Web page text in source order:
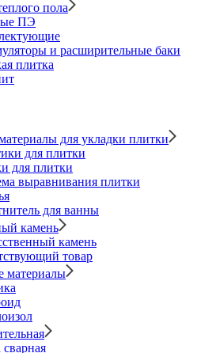
пола
ПЭ
и расширительные баки
плитка
для укладки плитки
для плитки
для плитки
выравнивания плитки
для ванны
камень
камень
товар
материалы
сварная